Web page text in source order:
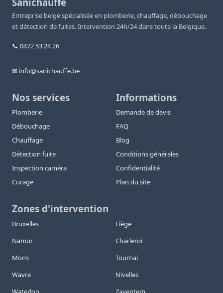
Entreprise belge spécialisée en plomberie, chauffage, débouchage
et détection de fuites. Intervention 24h/24 dans toute la Belgique.
📞 0472 53 24 26
✉ info@sanichauffe.be
Nos services
Plomberie
Débouchage
Chauffage
Détection fuite
Inspection caméra
Curage
Informations
Demande de devis
FAQ
Blog
Conditions générales
Confidentialité
Plan du site
Zones d'intervention
Bruxelles
Liège
Namur
Charleroi
Mons
Tournai
Wavre
Nivelles